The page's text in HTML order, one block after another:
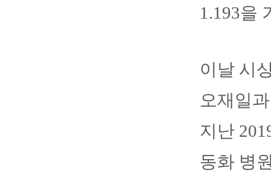
1.193을
이날 시
오재일
지난
동화 병